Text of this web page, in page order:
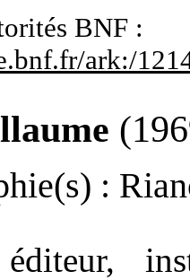
BNF :
ark:/
: